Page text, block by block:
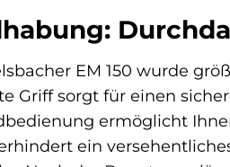
EM 150 wurde
Griff sorgt für einen
ermöglicht
ein